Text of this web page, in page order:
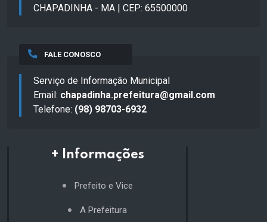
CHAPADINHA - MA | CEP: 65500000
FALE CONOSCO
Serviço de Informação Municipal
Email: chapadinha.prefeitura@gmail.com
Telefone: (98) 98703-6932
+ Informações
Prefeito e Vice
A Prefeitura